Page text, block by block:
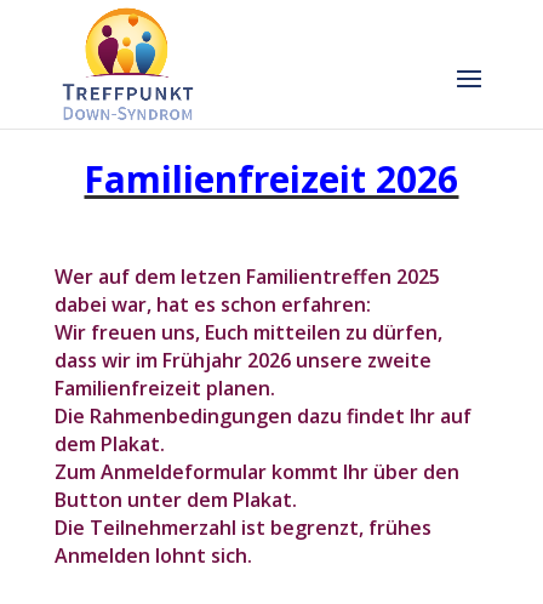
Familienfreizeit 2026
Wer auf dem letzen Familientreffen 2025
dabei war, hat es schon erfahren:
Wir freuen uns, Euch mitteilen zu dürfen,
dass wir im Frühjahr 2026 unsere zweite
Familienfreizeit planen.
Die Rahmenbedingungen dazu findet Ihr auf
dem Plakat.
Zum Anmeldeformular kommt Ihr über den
Button unter dem Plakat.
Die Teilnehmerzahl ist begrenzt, frühes
Anmelden lohnt sich.